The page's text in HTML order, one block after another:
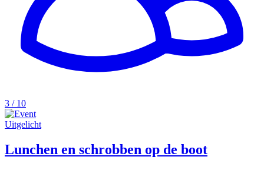
3 / 10
Uitgelicht
Lunchen en schrobben op de boot